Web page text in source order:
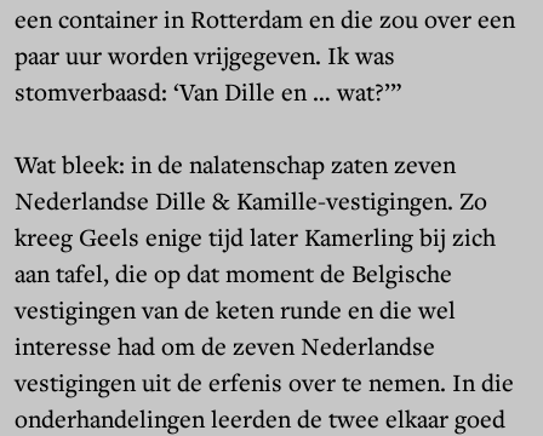
een container in Rotterdam en die zou over een
paar uur worden vrijgegeven. Ik was
stomverbaasd: ‘Van Dille en … wat?’”
Wat bleek: in de nalatenschap zaten zeven
Nederlandse Dille & Kamille-vestigingen. Zo
kreeg Geels enige tijd later Kamerling bij zich
aan tafel, die op dat momentde Belgische
vestigingen van de keten runde en die wel
interesse had om de zeven Nederlandse
vestigingen uit de erfenis over te nemen. In die
onderhandelingen leerden de twee elkaar goed